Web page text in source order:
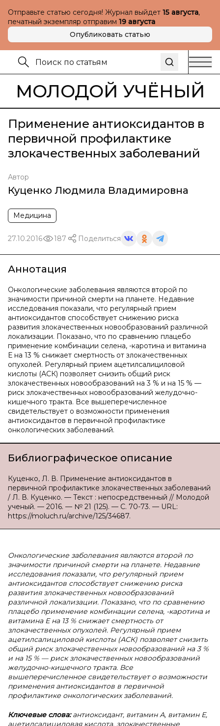
Отправьте статью сегодня! Журнал выйдет 15 августа,
печатный экземпляр отправим 19 августа
Опубликовать статью
МОЛОДОЙ УЧЁНЫЙ
Применение антиоксидантов в
первичной профилактике
злокачественных заболеваний
Автор
Куценко Людмила Владимировна
Медицина
27.10.2016 187 Поделиться
Аннотация
Онкологические заболевания являются второй по
значимости причиной смерти на планете. Недавние
исследования показали, что регулярный прием
антиоксидантов способствует снижению риска
развития злокачественных новообразований различной
локализации. Показано, что по сравнению плацебо
применение комбинации селена, -каротина и витамина
Е на 13 % снижает смертность от злокачественных
опухолей. Регулярный прием ацетилсалициловой
кислоты (АСК) позволяет снизить общий риск
злокачественных новообразований на 3 % и на 15 % —
риск злокачественных новообразований желудочно-
кишечного тракта. Все вышеперечисленное
свидетельствует о возможности применения
антиоксидантов в первичной профилактике
онкологических заболеваний.
Библиографическое описание
Куценко, Л. В. Применение антиоксидантов в
первичной профилактике злокачественных заболеваний
/ Л. В. Куценко. — Текст : непосредственный // Молодой
ученый. — 2016. — № 21 (125). — С. 70-73. — URL:
https://moluch.ru/archive/125/34687.
Онкологические заболевания являются второй по
значимости причиной смерти на планете. Недавние
исследования показали, что регулярный прием
антиоксидантов способствует снижению риска
развития злокачественных новообразований
различной локализации. Показано, что по сравнению
плацебо применение комбинации селена, -каротина и
витамина Е на 13 % снижает смертность от
злокачественных опухолей. Регулярный прием
ацетилсалициловой кислоты (АСК) позволяет снизить
общий риск злокачественных новообразований на 3 %
и на 15 % — риск злокачественных новообразований
желудочно-кишечного тракта. Все
вышеперечисленное свидетельствует о возможности
применения антиоксидантов в первичной
профилактике онкологических заболеваний.
Ключевые слова:антиоксидант, витамин А, витамин Е,
ацетилсалициловая кислота, злокачественные